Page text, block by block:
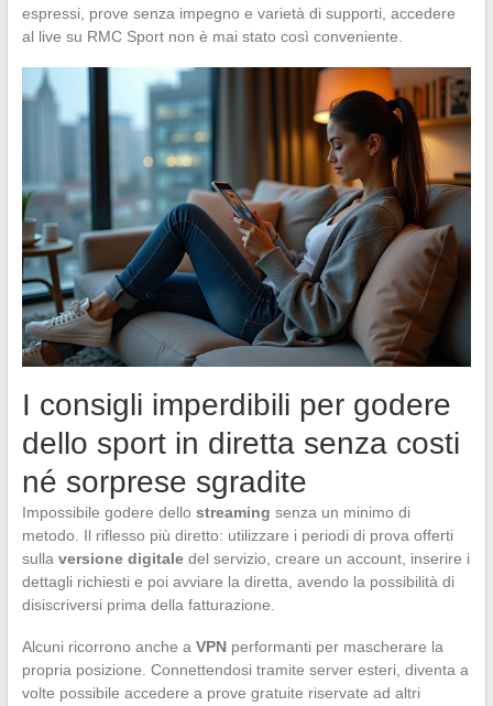
espressi, prove senza impegno e varietà di supporti, accedere
al live su RMC Sport non è mai stato così conveniente.
I consigli imperdibili per godere
dello sport in diretta senza costi
né sorprese sgradite
Impossibile godere dello streaming senza un minimo di
metodo. Il riflesso più diretto: utilizzare i periodi di prova offerti
sulla versione digitaledel servizio, creare un account, inserire i
dettagli richiesti e poi avviare la diretta, avendo la possibilità di
disiscriversi prima della fatturazione.
Alcuni ricorrono anche a VPNperformanti per mascherare la
propria posizione. Connettendosi tramite server esteri, diventa a
volte possibile accedere a prove gratuite riservate ad altri